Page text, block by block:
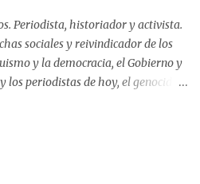
Periodista, historiador y activista.
sociales y reivindicador de los
y la democracia, el Gobierno y
los periodistas de hoy, el genocidio